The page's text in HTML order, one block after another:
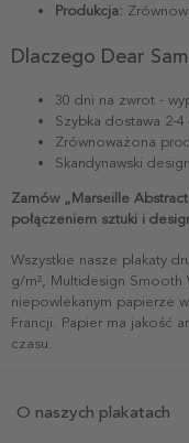
Produkcja:
Dlaczego Dear
30 dni na zwrot -
Szybka dostawa 2-
Zrównoważona
Skandynawski
Zamów „Marseille
połączeniem sztuki i
Wszystkie nasze plakaty
g/m², Multidesign Smooth
niepowlekanym papierze
Francji. Papier ma jakość
czasu.
O naszych plakatach